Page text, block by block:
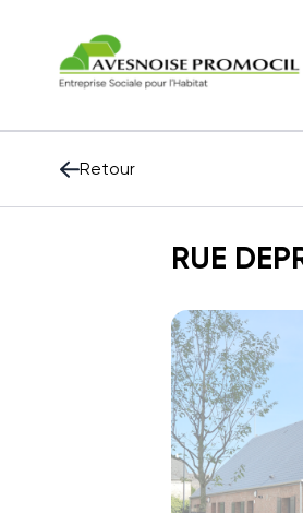
Retour
RUE